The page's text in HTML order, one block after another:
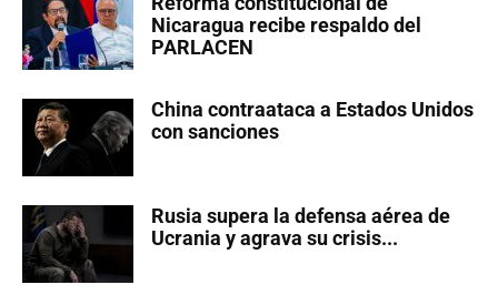
Nicaragua recibe respaldo del
PARLACEN
China contraataca a Estados Unidos
con sanciones
Rusia supera la defensa aérea de
Ucrania y agrava su crisis...